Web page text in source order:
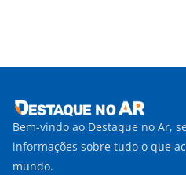
Bem-vindo ao Destaque no Ar,
informações sobre tudo o que
mundo.